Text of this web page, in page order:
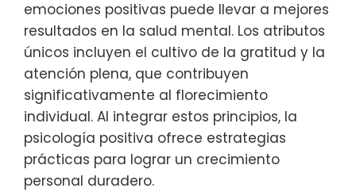
emociones positivas puede llevar a mejores
resultados en la salud mental. Los atributos
únicos incluyen el cultivo de la gratitud y la
atención plena, que contribuyen
significativamente al florecimiento
individual. Al integrar estos principios, la
psicología positiva ofrece estrategias
prácticas para lograr un crecimiento
personal duradero.